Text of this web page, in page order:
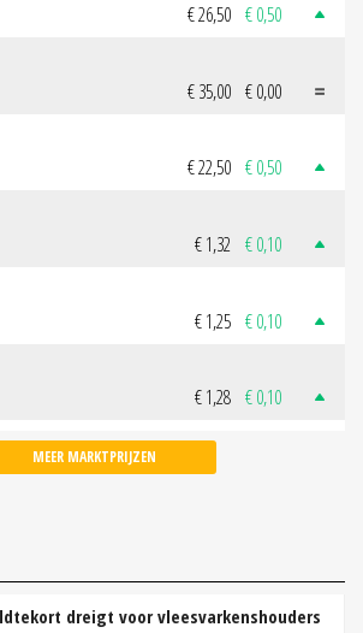
€ 26,50 € 0,50
€ 35,00 € 0,00
€ 22,50 € 0,50
€ 1,32 € 0,10
€ 1,25 € 0,10
€ 1,28 € 0,10
MEER MARKTPRIJZEN
dreigt voor vleesvarkenshouders